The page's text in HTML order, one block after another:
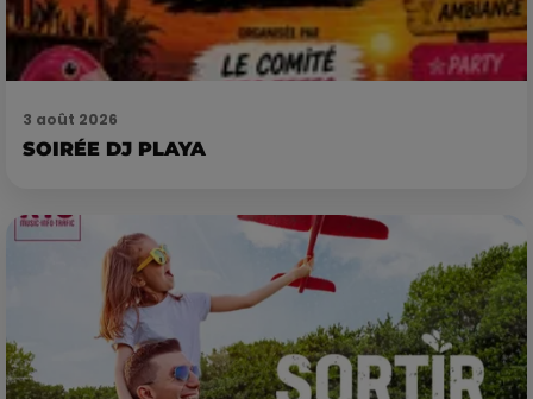
3 août 2026
SOIRÉE DJ PLAYA